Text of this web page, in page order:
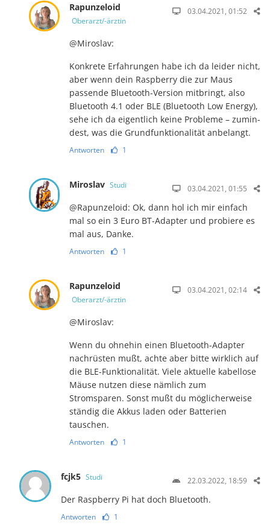
Rapunzeloid
Oberarzt/-ärztin
03.04.2021, 01:52
@Miroslav:
Konkrete Erfahrungen habe ich da leider nicht,
aber wenn dein Raspberry die zur Maus
passende Bluetooth-Version mitbringt, also
Bluetooth 4.1 oder BLE (Bluetooth Low Energy),
sehe ich da eigentlich keine Probleme – zu­min­
dest, was die Grundfunktionalität anbelangt.
Antworten 1
Miroslav Studi 03.04.2021, 01:55
@Rapunzeloid: Ok, dann hol ich mir einfach
mal so ein 3 Euro BT-Adapter und probiere es
mal aus, Danke.
Antworten 1
Rapunzeloid
Oberarzt/-ärztin
03.04.2021, 02:14
@Miroslav:
Wenn du ohnehin einen Bluetooth-Adapter
nachrüsten mußt, achte aber bitte wirklich auf
die BLE-Funktionalität. Viele aktuelle kabellose
Mäuse nutzen diese nämlich zum
Stromsparen. Sonst mußt du möglicherweise
ständig die Akkus laden oder Batterien
tauschen.
Antworten 1
fcjk5 Studi 22.03.2022, 18:59
Der Raspberry Pi hat doch Bluetooth.
Antworten 1